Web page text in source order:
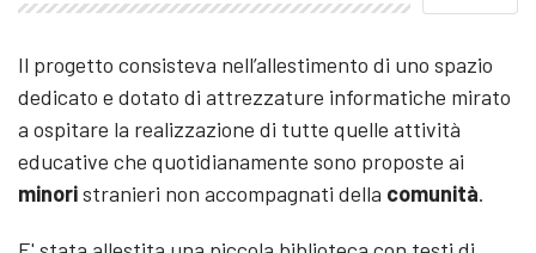
Il progetto consisteva nell’allestimento di uno spazio
dedicato e dotato di attrezzature informatiche mirato
a ospitare la realizzazione di tutte quelle attività
educative che quotidianamente sono proposte ai
minoristranieri non accompagnati della comunità.